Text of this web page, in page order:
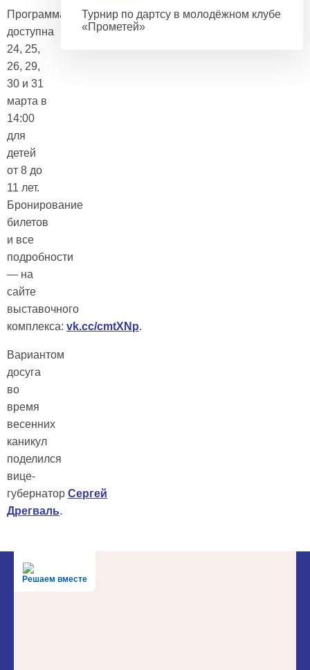
Программа
доступна
24, 25,
26, 29,
30 и 31
марта в
14:00
для
детей
от 8 до
11 лет.
Бронирование
билетов
и все
подробности
— на
сайте
выставочного
комплекса: vk.cc/cmtXNp.
Вариантом
досуга
во
время
весенних
каникул
поделился
вице-
губернатор Сергей
Дрегваль.
Турнир по дартсу в молодёжном клубе
«Прометей»
Решаем вместе